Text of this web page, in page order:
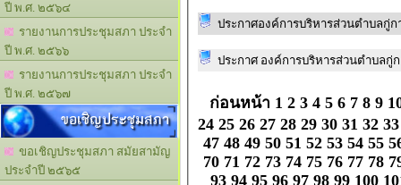
ปี พ.ศ. ๒๕๖๔
รายงานการประชุมสภา ประจำ
ปี พ.ศ. ๒๕๖๖
รายงานการประชุมสภา ประจำ
ปี พ.ศ. ๒๕๖๗
ขอเชิญประชุมสภา
ขอเชิญประชุมสภา สมัยสามัญ
ประจำปี ๒๕๖๕
ประกาศองค์การบริหารส่วนตำบลกู่ก
ประกาศ องค์การบริหารส่วนตำบลกู่
ก่อนหน้า 1 2 3 4 5 6 7 8 9
24 25 26 27 28 29 30 31 32 33
47 48 49 50 51 52 53 54 55
70 71 72 73 74 75 76 77 78
93 94 95 96 97 98 99 100